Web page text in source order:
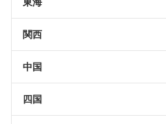
関西
中国
四国